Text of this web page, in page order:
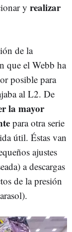
y realizar
de la
que el Webb ha
posible para
al L2. De
la mayor
para otra serie
útil. Éstas van
ajustes
a descargas
de la presión